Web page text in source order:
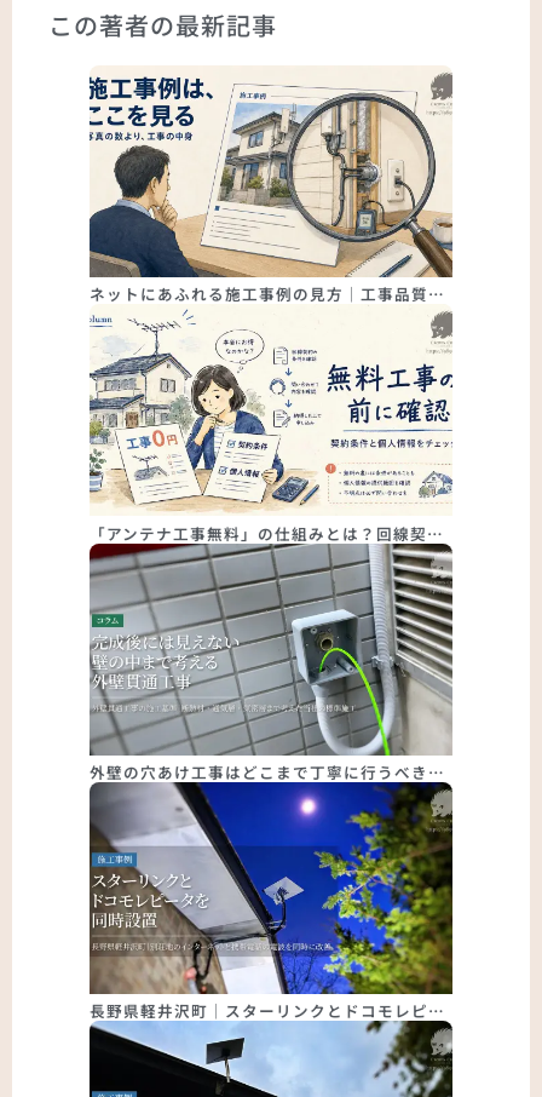
この著者の最新記事
ネットにあふれる施工事例の見方｜工事品質…
「アンテナ工事無料」の仕組みとは？回線契…
外壁の穴あけ工事はどこまで丁寧に行うべき…
長野県軽井沢町｜スターリンクとドコモレピ…